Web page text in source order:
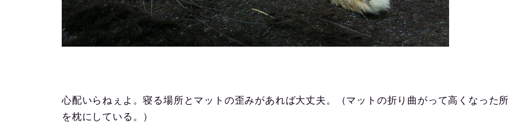
心配いらねぇよ。寝る場所とマットの歪みがあれば大丈夫。（マットの折り曲がって高くなった所
を枕にしている。）